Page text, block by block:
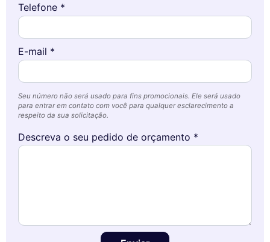
Telefone *
E-mail *
Seu número não será usado para fins promocionais. Ele será usado
para entrar em contato com você para qualquer esclarecimento a
respeito da sua solicitação.
Descreva o seu pedido de orçamento *